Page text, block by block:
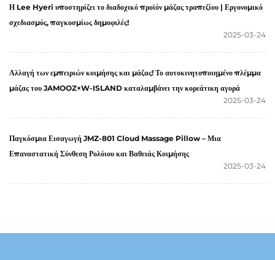
Η Lee Hyeri υποστηρίζει το διαδοχικό προϊόν μάζας τραπεζίου | Εργονομικό
σχεδιασμός, παγκοσμίως δημοφιλές!
2025-03-24
Αλλαγή των εμπειριών κοιμήσης και μάζας! Το αυτοκινητοποιημένο πλέμμα
μάζας του JAMOOZ×W-ISLAND καταλαμβάνει την κορεάτικη αγορά
2025-03-24
Παγκόσμια Εισαγωγή JMZ-801 Cloud Massage Pillow – Μια
Επαναστατική Σύνθεση Ρολόιου και Βαθειάς Κοιμήσης
2025-03-24